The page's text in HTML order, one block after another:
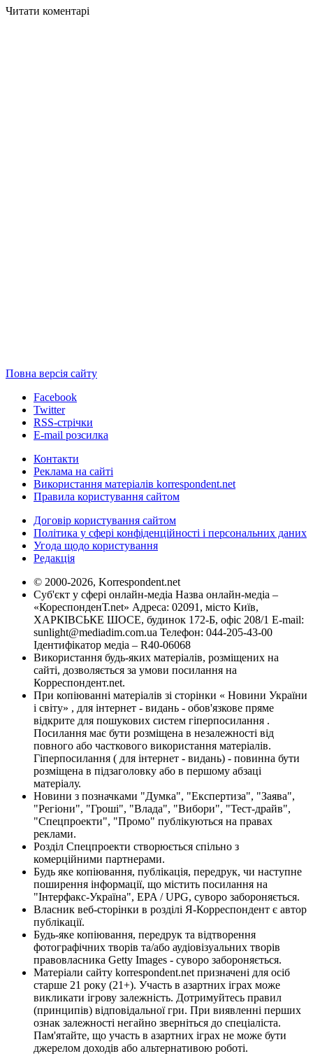
Читати коментарі
Повна версія сайту
Facebook
Twitter
RSS-стрічки
E-mail розсилка
Контакти
Реклама на сайті
Використання матеріалів korrespondent.net
Правила користування сайтом
Договір користування сайтом
Політика у сфері конфіденційності і персональних даних
Угода щодо користування
Редакція
© 2000-2026, Korrespondent.net
Суб'єкт у сфері онлайн-медіа Назва онлайн-медіа –
«КореспонденТ.net» Адреса: 02091, місто Київ,
ХАРКІВСЬКЕ ШОСЕ, будинок 172-Б, офіс 208/1 E-mail:
sunlight@mediadim.com.ua Телефон: 044-205-43-00
Ідентифікатор медіа – R40-06068
Використання будь-яких матеріалів, розміщених на
сайті, дозволяється за умови посилання на
Корреспондент.net.
При копіюванні матеріалів зі сторінки « Новини України
і світу» , для інтернет - видань - обов'язкове пряме
відкрите для пошукових систем гіперпосилання .
Посилання має бути розміщена в незалежності від
повного або часткового використання матеріалів.
Гіперпосилання ( для інтернет - видань) - повинна бути
розміщена в підзаголовку або в першому абзаці
матеріалу.
Новини з позначками "Думка", "Експертиза", "Заява",
"Регіони", "Гроші", "Влада", "Вибори", "Тест-драйв",
"Спецпроекти", "Промо" публікуються на правах
реклами.
Розділ Спецпроекти створюється спільно з
комерційними партнерами.
Будь яке копіювання, публікація, передрук, чи наступне
поширення інформації, що містить посилання на
"Інтерфакс-Україна", EPA / UPG, суворо забороняється.
Власник веб-сторінки в розділі Я-Корреспондент є автор
публікації.
Будь-яке копіювання, передрук та відтворення
фотографічних творів та/або аудіовізуальних творів
правовласника Getty Images - суворо забороняється.
Матеріали сайту korrespondent.net призначені для осіб
старше 21 року (21+). Участь в азартних іграх може
викликати ігрову залежність. Дотримуйтесь правил
(принципів) відповідальної гри. При виявленні перших
ознак залежності негайно зверніться до спеціаліста.
Пам'ятайте, що участь в азартних іграх не може бути
джерелом доходів або альтернативою роботі.